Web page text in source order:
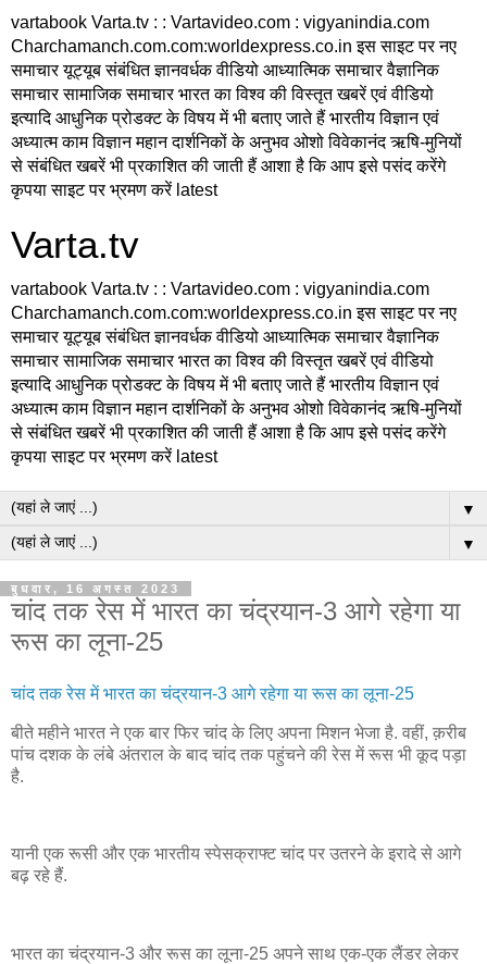
vartabook Varta.tv : : Vartavideo.com : vigyanindia.com
Charchamanch.com.com:worldexpress.co.in इस साइट पर नए
समाचार यूट्यूब संबंधित ज्ञानवर्धक वीडियो आध्यात्मिक समाचार वैज्ञानिक
समाचार सामाजिक समाचार भारत का विश्व की विस्तृत खबरें एवं वीडियो
इत्यादि आधुनिक प्रोडक्ट के विषय में भी बताए जाते हैं भारतीय विज्ञान एवं
अध्यात्म काम विज्ञान महान दार्शनिकों के अनुभव ओशो विवेकानंद ऋषि-मुनियों
से संबंधित खबरें भी प्रकाशित की जाती हैं आशा है कि आप इसे पसंद करेंगे
कृपया साइट पर भ्रमण करें latest
Varta.tv
vartabook Varta.tv : : Vartavideo.com : vigyanindia.com
Charchamanch.com.com:worldexpress.co.in इस साइट पर नए
समाचार यूट्यूब संबंधित ज्ञानवर्धक वीडियो आध्यात्मिक समाचार वैज्ञानिक
समाचार सामाजिक समाचार भारत का विश्व की विस्तृत खबरें एवं वीडियो
इत्यादि आधुनिक प्रोडक्ट के विषय में भी बताए जाते हैं भारतीय विज्ञान एवं
अध्यात्म काम विज्ञान महान दार्शनिकों के अनुभव ओशो विवेकानंद ऋषि-मुनियों
से संबंधित खबरें भी प्रकाशित की जाती हैं आशा है कि आप इसे पसंद करेंगे
कृपया साइट पर भ्रमण करें latest
▼
▼
बुधवार, 16 अगस्त 2023
चांद तक रेस में भारत का चंद्रयान-3 आगे रहेगा या
रूस का लूना-25
चांद तक रेस में भारत का चंद्रयान-3 आगे रहेगा या रूस का लूना-25
बीते महीने भारत ने एक बार फिर चांद के लिए अपना मिशन भेजा है. वहीं, क़रीब
पांच दशक के लंबे अंतराल के बाद चांद तक पहुंचने की रेस में रूस भी कूद पड़ा
है.
यानी एक रूसी और एक भारतीय स्पेसक्राफ्ट चांद पर उतरने के इरादे से आगे
बढ़ रहे हैं.
भारत का चंद्रयान-3 और रूस का लूना-25 अपने साथ एक-एक लैंडर लेकर